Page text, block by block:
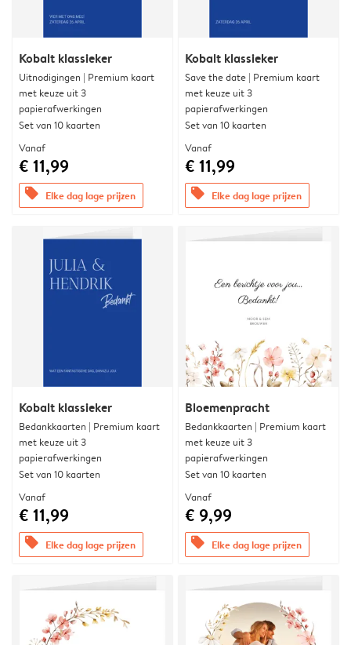
Kobalt klassieker
Uitnodigingen | Premium kaart
met keuze uit 3
papierafwerkingen
Set van 10 kaarten
Vanaf
€ 11,99
offers Elke dag lage prijzen
Kobalt klassieker
Save the date | Premium kaart
met keuze uit 3
papierafwerkingen
Set van 10 kaarten
Vanaf
€ 11,99
offers Elke dag lage prijzen
Kobalt klassieker
Bedankkaarten | Premium kaart
met keuze uit 3
papierafwerkingen
Set van 10 kaarten
Vanaf
€ 11,99
offers Elke dag lage prijzen
Bloemenpracht
Bedankkaarten | Premium kaart
met keuze uit 3
papierafwerkingen
Set van 10 kaarten
Vanaf
€ 9,99
offers Elke dag lage prijzen